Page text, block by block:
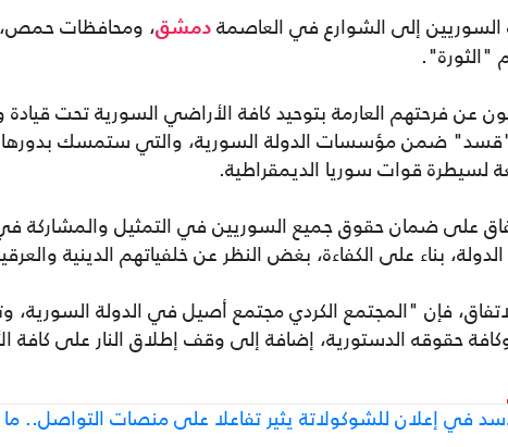
السوريين إلى الشوارع في العاصمة دمشق، ومحافظات
"الثورة".
عن فرحتهم العارمة بتوحيد كافة الأراضي السورية تحت
ضمن مؤسسات الدولة السورية، والتي ستمسك بدورها
لسيطرة قوات سوريا الديمقراطية.
على ضمان حقوق جميع السوريين في التمثيل والمشاركة في
بناء على الكفاءة، بغض النظر عن خلفياتهم الدينية
فإن "المجتمع الكردي مجتمع أصيل في الدولة
حقوقه الدستورية، إضافة إلى وقف إطلاق النار على كافة
في إعلان للشوكولاتة يثير تفاعلا على منصات التواصل..